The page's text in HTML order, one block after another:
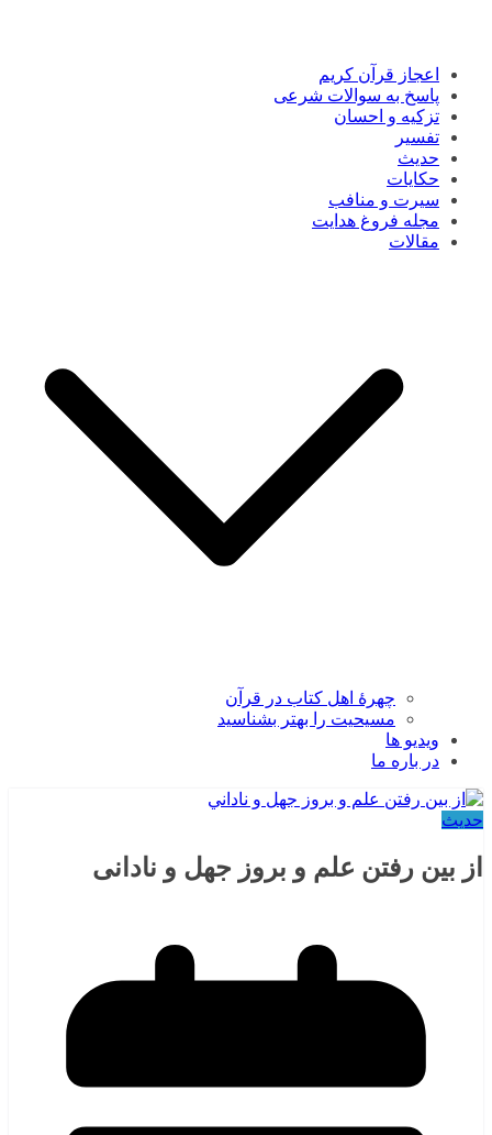
اعجاز قرآن کریم
پاسخ به سوالات شرعی
تزکیه و احسان
تفسیر
حدیث
حکایات
سیرت و منافب
مجله فروغ هدایت
مقالات
چهرۀ اهل کتاب در قرآن
مسیحیت را بهتر بشناسید
ویدیو ها
در باره ما
حدیث
از بين رفتن علم و بروز جهل و نادانی